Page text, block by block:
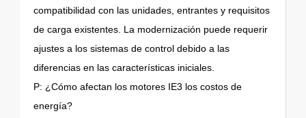
compatibilidad con las unidades, entrantes y requisitos
de carga existentes. La modernización puede requerir
ajustes a los sistemas de control debido a las
diferencias en las características iniciales.
P: ¿Cómo afectan los motores IE3 los costos de
energía?